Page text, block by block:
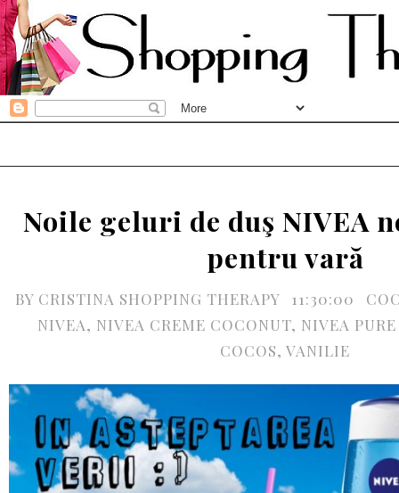
Noile geluri de duş NIVEA
pentru vară
BY CRISTINA SHOPPING THERAPY 11:30:00
NIVEA, NIVEA CREME COCONUT, NIVEA
COCOS, VANILIE